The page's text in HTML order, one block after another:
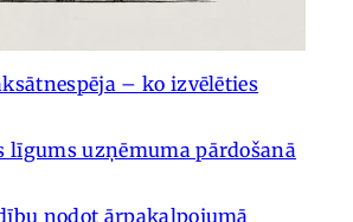
– ko izvēlēties
līgums uzņēmuma pārdošanā
nodot ārpakalpojumā